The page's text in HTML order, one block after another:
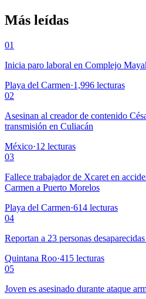
Más leídas
01
Inicia paro laboral en Complejo
Playa del Carmen·1,996 lecturas
02
Asesinan al creador de contenido
transmisión en Culiacán
México·12 lecturas
03
Fallece trabajador de Xcaret en
Carmen a Puerto Morelos
Playa del Carmen·614 lecturas
04
Reportan a 23 personas
Quintana Roo·415 lecturas
05
Joven es asesinado durante ataque